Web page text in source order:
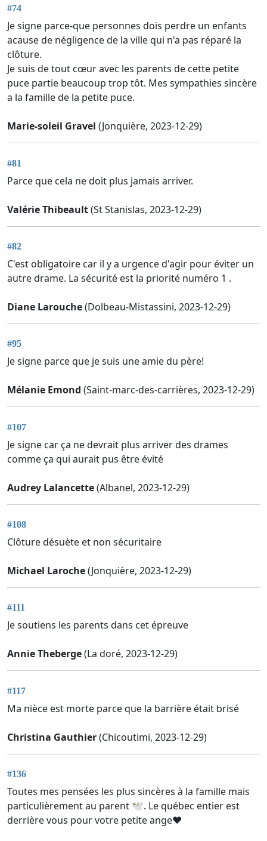
#74
Je signe parce-que personnes dois perdre un enfants
acause de négligence de la ville qui n'a pas réparé la
clôture.
Je suis de tout cœur avec les parents de cette petite
puce partie beaucoup trop tôt. Mes sympathies sincère
a la famille de la petite puce.
Marie-soleil Gravel (Jonquière, 2023-12-29)
#81
Parce que cela ne doit plus jamais arriver.
Valérie Thibeault(St Stanislas, 2023-12-29)
#82
C'est obligatoire car il y a urgence d'agir pour éviter un
autre drame. La sécurité est la priorité numéro 1 .
Diane Larouche(Dolbeau-Mistassini, 2023-12-29)
#95
Je signe parce que je suis une amie du père!
Mélanie Emond (Saint-marc-des-carrières, 2023-12-29)
#107
Je signe car ça ne devrait plus arriver des drames
comme ça qui aurait pus être évité
Audrey Lalancette(Albanel, 2023-12-29)
#108
Clôture désuète et non sécuritaire
Michael Laroche(Jonquière, 2023-12-29)
#111
Je soutiens les parents dans cet épreuve
Annie Theberge(La doré, 2023-12-29)
#117
Ma nièce est morte parce que la barrière était brisé
Christina Gauthier(Chicoutimi, 2023-12-29)
#136
Toutes mes pensées les plus sincères à la famille mais
particulièrement au parent 🕊️. Le québec entier est
derrière vous pour votre petite ange♥️